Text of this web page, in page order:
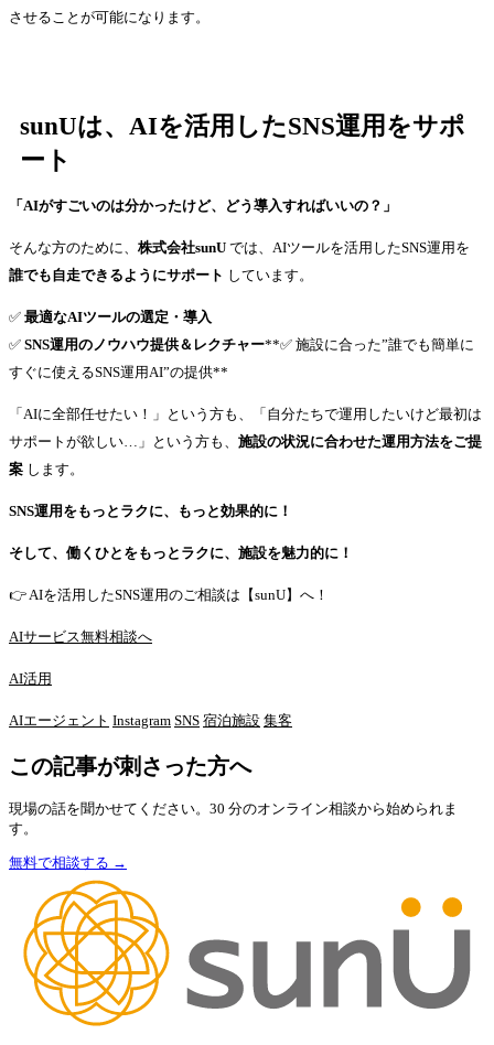
させることが可能になります。
sunUは、AIを活用したSNS運用をサポ
ート
「AIがすごいのは分かったけど、どう導入すればいいの？」
そんな方のために、 株式会社sunU では、AIツールを活用したSNS運用を
誰でも自走できるようにサポート しています。
✅ 最適なAIツールの選定・導入
✅ SNS運用のノウハウ提供＆レクチャー**✅ 施設に合った”誰でも簡単に
すぐに使えるSNS運用AI”の提供**
「AIに全部任せたい！」という方も、「自分たちで運用したいけど最初は
サポートが欲しい…」という方も、 施設の状況に合わせた運用方法をご提
案 します。
SNS運用をもっとラクに、もっと効果的に！
そして、働くひとをもっとラクに、施設を魅力的に！
👉 AIを活用したSNS運用のご相談は【sunU】へ！
AIサービス無料相談へ
AI活用
AIエージェント Instagram SNS 宿泊施設 集客
この記事が刺さった方へ
現場の話を聞かせてください。30 分のオンライン相談から始められま
す。
無料で相談する →